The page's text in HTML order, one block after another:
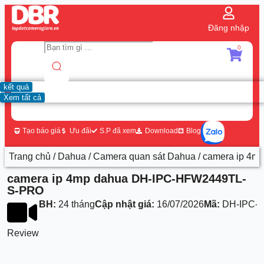
Đăng nhập
kết quả
Xem tất cả
0
Tạo báo giá Ưu đãi S.P đã xem Download Blog
Trang chủ / Dahua /Camera quan sát Dahua / camera ip
camera ip 4mp dahua DH-IPC-HFW2449TL-
S-PRO
Review
BH: 24 thángCập nhật giá: 16/07/2026Mã: DH-IPC-